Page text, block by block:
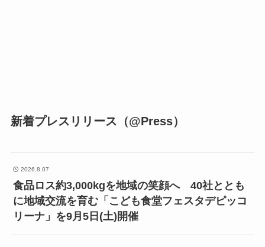
新着プレスリリース（@Press）
2026.8.07
食品ロス約3,000kgを地域の笑顔へ 40社ととも
に地域交流を育む「こども食堂フェスタデピッコ
リーナ」を9月5日(土)開催